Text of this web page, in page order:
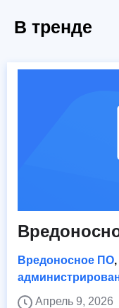
В тренде
Вредоносное ПО,
Апрель 9, 2026